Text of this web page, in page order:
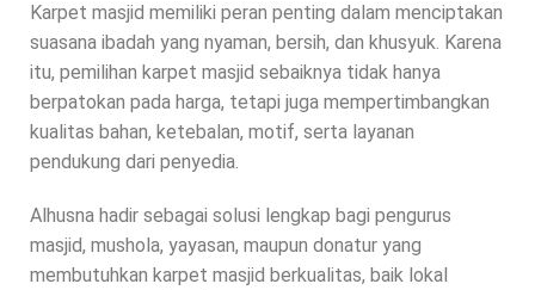
Karpet masjid memiliki peran penting dalam menciptakan
suasana ibadah yang nyaman, bersih, dan khusyuk. Karena
itu, pemilihan karpet masjid sebaiknya tidak hanya
berpatokan pada harga, tetapi juga mempertimbangkan
kualitas bahan, ketebalan, motif, serta layanan
pendukung dari penyedia.
Alhusna hadir sebagai solusi lengkap bagi pengurus
masjid, mushola, yayasan, maupun donatur yang
membutuhkan karpet masjid berkualitas, baik lokal